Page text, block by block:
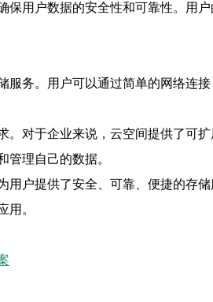
用户数据的安全性和可靠性。用
务。用户可以通过简单的网络连
对于企业来说，云空间提供了可
理自己的数据。
户提供了安全、可靠、便捷的存
用。